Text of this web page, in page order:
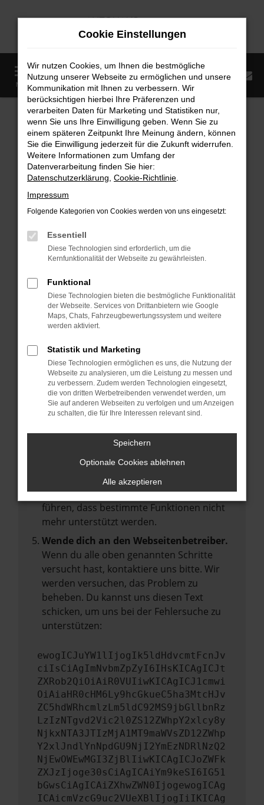
Zum
MENÜ
Startseite Fahrzeugangebote Fahrzeugmarkt
Fahrzeugmarkt
Fehler: Network Error
Beim Laden ist ein Fehler aufgetreten.
Hier sind ein paar Tipps, die dir helfen können:
Überprüfe deine Firewall und deine
Internetverbindung.
deine Suchmaschine?
Prüfe deine Browsererweiterungen.
Manche Erweiterungen, wie Werbeblocker,
können das Laden bestimmter Seiten
anderen Browser oder in einem privaten
Fenster?
Starte dein Gerät neu.
Das kann manchmal helfen,
vorübergehende Probleme zu beheben.
Stelle sicher, dass dein Browser und dein
Betriebssystem auf dem neuesten Stand
Veraltete Software birgt nicht nur ein
Sicherheitsrisiko, sondern kann auch dazu
führen, dass bestimmte Funktionen nicht
mehr unterstützt werden.
Wende dich an den Webseitenbetreiber.
Wenn du alle oben genannten Schritte
versucht hast, kontaktiere uns bitte. Wir
werden versuchen, das Problem zu
beheben. Du kannst uns diesen Text
schicken, um uns bei der Fehlersuche zu
unterstützen:
ewogICJuYW1lIjogIk5ldHdvcmtFcnJv
ciIsCiAgImNvbmZpZyI6IHsKICAgICJt
ZXRob2QiOiAiR0VUIiwKICAgICJ1cmwi
OiAiaHR0cHM6Ly9hcGkueC5ha3MtcHJv
ZC5hdWRhcmlzLm5ldC92MS9jbGllbnRz
LzIzNTgvd2Vic2l0ZS12ZWhpY2xlcy8y
NjkxNTA3JTIzMjA1MT9maWVsZD12ZWhp
Y2xlJndlYnNpdGU9NjI2YmEzNDRlNzQ2
NjEwOWEwMGI3ZjBlIiwKICAgICJoZWFk
ZXJzIjoge30sCiAgICAiYm9keSI6IG51
bGwsCiAgICAiZXhwZWN0IjogewogICAg
ICAicmVzcG9uc2VUeXBlIjogIiIKICAg
Cookie Einstellungen
Wir nutzen Cookies, um Ihnen die bestmögliche
Nutzung unserer Webseite zu ermöglichen und unsere
Kommunikation mit Ihnen zu verbessern. Wir
berücksichtigen hierbei Ihre Präferenzen und
verarbeiten Daten für Marketing und Statistiken nur,
wenn Sie uns Ihre Einwilligung geben. Wenn Sie zu
einem späteren Zeitpunkt Ihre Meinung ändern, können
Sie die Einwilligung jederzeit für die Zukunft widerrufen.
Weitere Informationen zum Umfang der
Datenverarbeitung finden Sie hier:
Datenschutzerklärung Cookie-Richtlinie
Impressum
Folgende Kategorien von Cookies werden von uns eingesetzt:
Essentiell
Diese Technologien sind erforderlich, um die
Kernfunktionalität der Webseite zu gewährleisten.
Funktional
Diese Technologien bieten die bestmögliche Funktionalität
der Webseite. Services von Drittanbietern wie Google
Maps, Chats, Fahrzeugbewertungssystem und weitere
werden aktiviert.
Statistik und Marketing
Diese Technologien ermöglichen es uns, die Nutzung der
Webseite zu analysieren, um die Leistung zu messen und
zu verbessern. Zudem werden Technologien eingesetzt,
die von dritten Werbetreibenden verwendet werden, um
Sie auf anderen Webseiten zu verfolgen und um Anzeigen
zu schalten, die für Ihre Interessen relevant sind.
Speichern
Optionale Cookies ablehnen
Alle akzeptieren